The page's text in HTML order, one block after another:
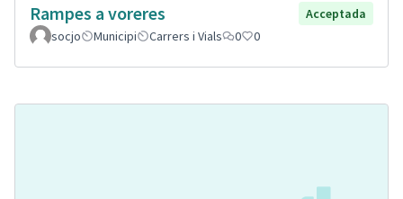
Rampes a voreres
Acceptada
socjo
Municipi Carrers i Vials 0 0